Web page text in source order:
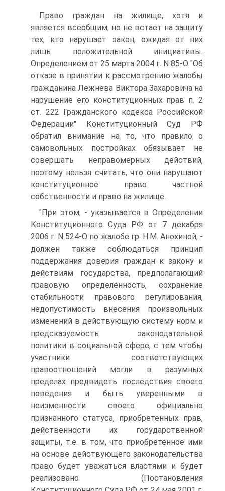
Право граждан на жилище, хотя и
является всеобщим, но не встает на защиту
тех, кто нарушает закон, ожидая от них
лишь положительной инициативы.
Определением от 25 марта 2004 г. N 85-О "Об
отказе в принятии к рассмотрению жалобы
гражданина Лежнева Виктора Захаровича на
нарушение его конституционных прав п. 2
ст. 222 Гражданского кодекса Российской
Федерации" Конституционный Суд РФ
обратил внимание на то, что правило о
самовольных постройках обязывает не
совершать неправомерных действий,
поэтому нельзя считать, что они нарушают
конституционное право частной
собственности и право на жилище.
"При этом, - указывается в Определении
Конституционного Суда РФ от 7 декабря
2006 г. N 524-О по жалобе гр. Н.М. Анохиной, -
должен также соблюдаться принцип
поддержания доверия граждан к закону и
действиям государства, предполагающий
правовую определенность, сохранение
стабильности правового регулирования,
недопустимость внесения произвольных
изменений в действующую систему норм и
предсказуемость законодательной
политики в социальной сфере, с тем чтобы
участники соответствующих
правоотношений могли в разумных
пределах предвидеть последствия своего
поведения и быть уверенными в
неизменности своего официально
признанного статуса, приобретенных прав,
действенности их государственной
защиты, т.е. в том, что приобретенное ими
на основе действующего законодательства
право будет уважаться властями и будет
реализовано (Постановления